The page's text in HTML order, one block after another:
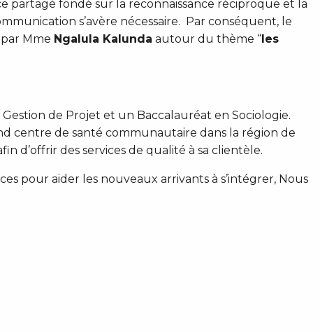
partagé fondé sur la reconnaissance réciproque et la
s’avère nécessaire. Par conséquent, le
Mme Ngalula Kalunda autour du thème “les
de Projet et un Baccalauréat en Sociologie.
centre de santé communautaire dans la région de
d’offrir des services de qualité à sa clientèle.
pour aider les nouveaux arrivants à s’intégrer, Nous